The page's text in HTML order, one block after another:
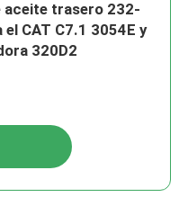
aceite trasero 232-
el CAT C7.1 3054E y
320D2